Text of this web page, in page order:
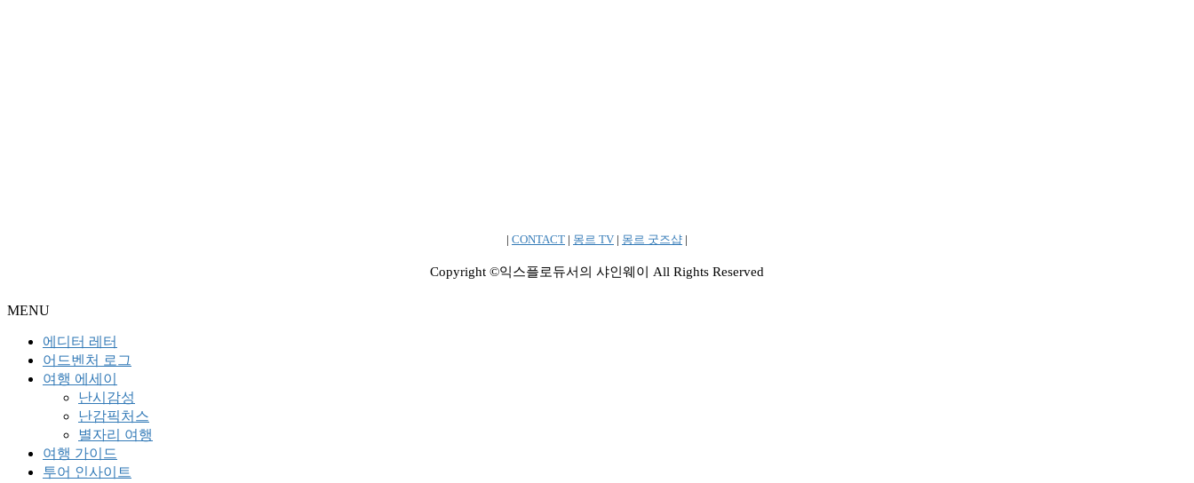
| CONTACT | 몽르 TV | 몽르 굿즈샵 |
Copyright ©익스플로듀서의 샤인웨이 All Rights Reserved
MENU
에디터 레터
어드벤처 로그
여행 에세이
난시감성
난감픽처스
별자리 여행
여행 가이드
투어 인사이트